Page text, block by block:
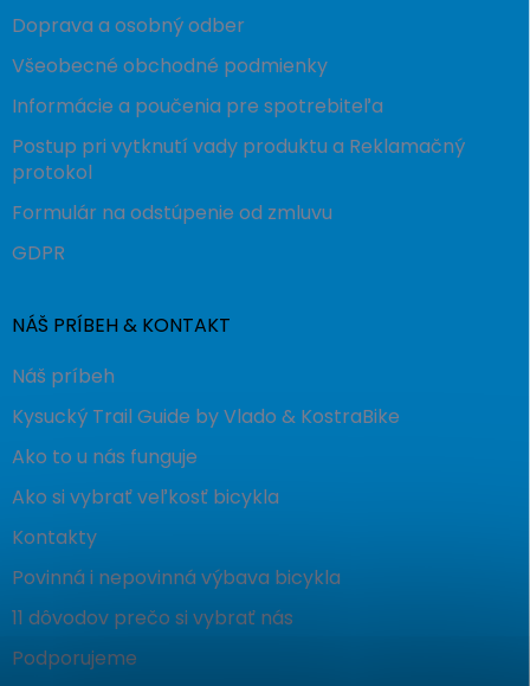
Doprava a osobný odber
Všeobecné obchodné podmienky
Informácie a poučenia pre spotrebiteľa
Postup pri vytknutí vady produktu a Reklamačný
protokol
Formulár na odstúpenie od zmluvu
GDPR
NÁŠ PRÍBEH & KONTAKT
Náš príbeh
Kysucký Trail Guide by Vlado & KostraBike
Ako to u nás funguje
Ako si vybrať veľkosť bicykla
Kontakty
Povinná i nepovinná výbava bicykla
11 dôvodov prečo si vybrať nás
Podporujeme